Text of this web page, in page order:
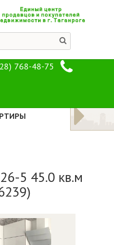
768-48-75
5 45.0 кв.м